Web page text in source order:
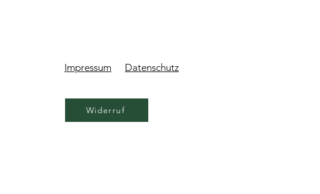
Impressum Datenschutz
Widerruf